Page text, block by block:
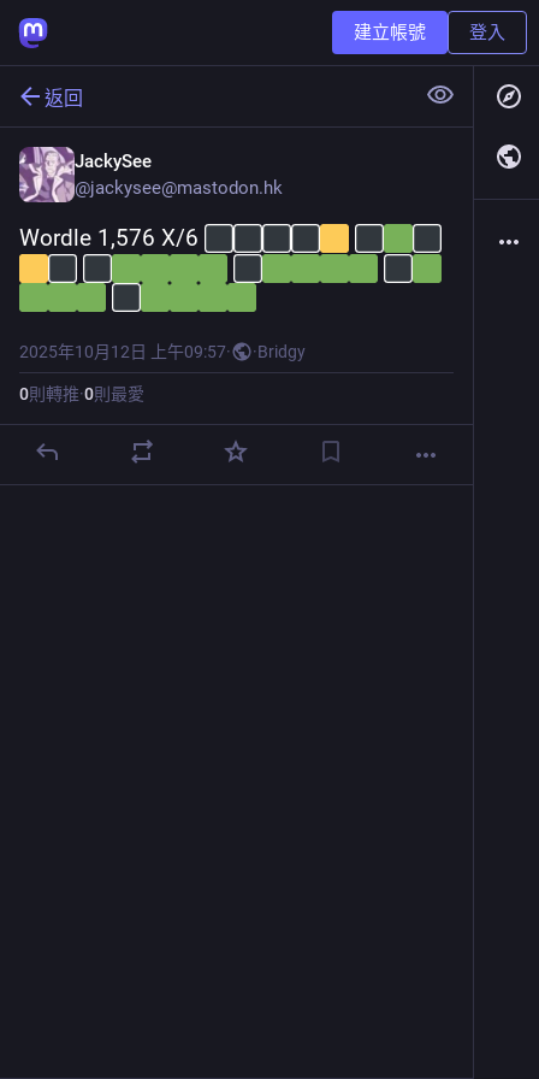
建立帳號 登入
返回
JackySee
@jackysee@mastodon.hk
Wordle 1,576 X/6
2025年10月12日 上午09:57· ·Bridgy
0則轉推·0則最愛